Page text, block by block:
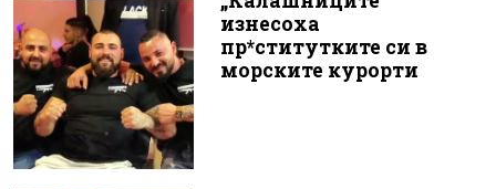
изнесоха
пр*ститутките си в
морските курорти